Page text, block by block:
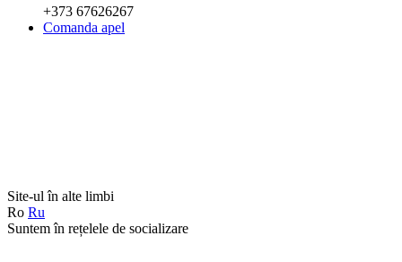
+373 67626267
Comanda apel
Site-ul în alte limbi
Ro Ru
Suntem în rețelele de socializare